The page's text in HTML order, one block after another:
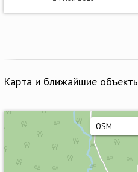
Карта и ближайшие